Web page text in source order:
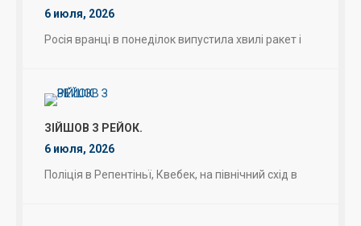
6 июля, 2026
Росія вранці в понеділок випустила хвилі ракет і
ЗІЙШОВ З РЕЙОК.
6 июля, 2026
Поліція в Репентіньї, Квебек, на північний схід в